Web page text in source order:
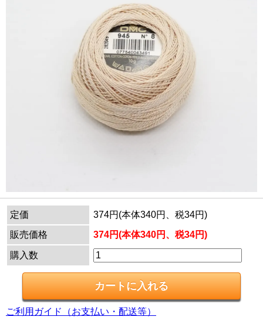
定価
374円(本体340円、税34円)
販売価格
374円(本体340円、税34円)
購入数
ご利用ガイド（お支払い・配送等）